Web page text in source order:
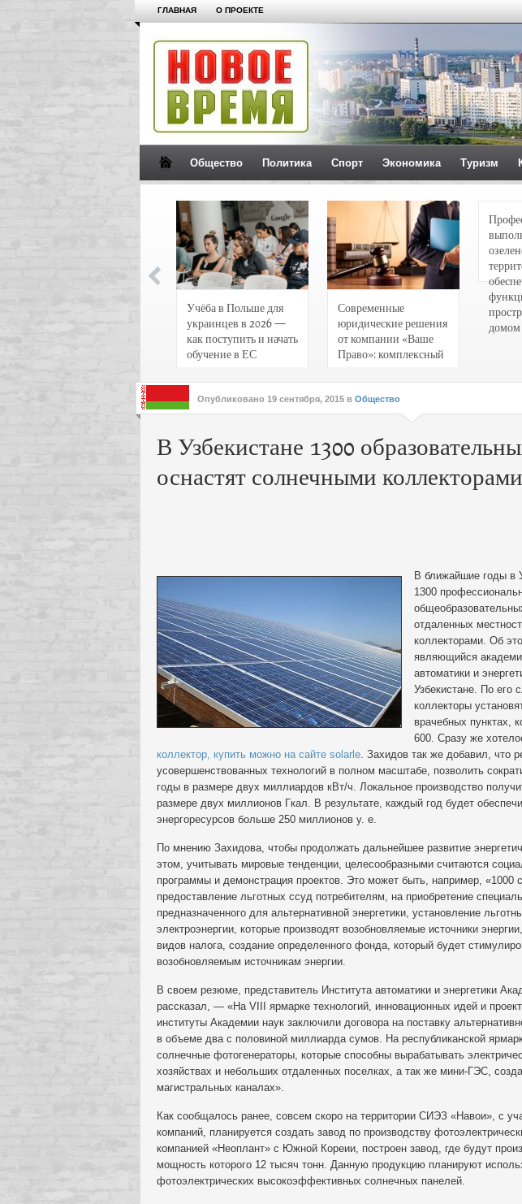
ГЛАВНАЯ О ПРОЕКТЕ
Общество Политика Спорт Экономика Туризм
Учёба в Польше для
украинцев в 2026 —
как поступить и начать
обучение в ЕС
Современные
юридические решения
от компании «Ваше
Право»: комплексный
интересов клиентов
домом
Опубликовано 19 сентября, 2015 в Общество
В Узбекистане 1300
оснастят солнечными коллекторами
В ближайшие годы в
1300
отдаленных
коллекторами. Об
являющийся
автоматики и
Узбекистане. По его
коллекторы
врачебных пунктах,
600. Сразу же
коллектор, купить можно на сайте solarle. Захидов так же добавил, что
усовершенствованных технологий в полном масштабе, позволить
годы в размере двух миллиардов кВт/ч. Локальное производство
размере двух миллионов Гкал. В результате, каждый год будет
энергоресурсов больше 250 миллионов у. е.
По мнению Захидова, чтобы продолжать дальнейшее развитие
этом, учитывать мировые тенденции, целесообразными считаются
программы и демонстрация проектов. Это может быть, например, «1000
предоставление льготных ссуд потребителям, на приобретение
предназначенного для альтернативной энергетики, установление
электроэнергии, которые производят возобновляемые источники
видов налога, создание определенного фонда, который будет
возобновляемым источникам энергии.
В своем резюме, представитель Института автоматики и энергетики
рассказал, — «На VIII ярмарке технологий, инновационных идей и
институты Академии наук заключили договора на поставку
в объеме два с половиной миллиарда сумов. На республиканской
солнечные фотогенераторы, которые способны вырабатывать
хозяйствах и небольших отдаленных поселках, а так же мини-ГЭС,
магистральных каналах».
Как сообщалось ранее, совсем скоро на территории СИЭЗ «Навои», с
компаний, планируется создать завод по производству
компанией «Неоплант» с Южной Кореии, построен завод, где будут
мощность которого 12 тысяч тонн. Данную продукцию планируют
фотоэлектрических высокоэффективных солнечных панелей.